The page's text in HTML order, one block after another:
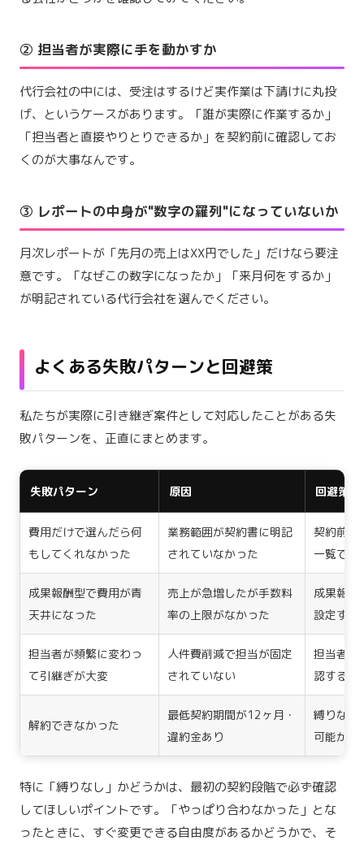
② 担当者が実際に手を動かすか
代行会社の中には、受注はするけど実作業は下請けに丸投
げ、というケースがあります。「誰が実際に作業するか」
「担当者と直接やりとりできるか」を契約前に確認してお
くのが大事なんです。
③ レポートの中身が"数字の羅列"になっていないか
月次レポートが「先月の売上はXX円でした」だけなら要注
意です。「なぜこの数字になったか」「来月何をするか」
が明記されている代行会社を選んでください。
よくある失敗パターンと回避策
私たちが実際に引き継ぎ案件として対応したことがある失
敗パターンを、正直にまとめます。
失敗パターン 原因 回避策
費用だけで選んだら何
もしてくれなかった
業務範囲が契約書に明記
されていなかった
契約前に
一覧で確
成果報酬型で費用が青
天井になった
売上が急増したが手数料
率の上限がなかった
成果報酬
設定する
担当者が頻繁に変わっ
て引継ぎが大変
人件費削減で担当が固定
されていない
担当者の
認する
解約できなかった
最低契約期間が12ヶ月・
違約金あり
縛りなし
可能かを
特に「縛りなし」かどうかは、最初の契約段階で必ず確認
してほしいポイントです。「やっぱり合わなかった」とな
ったときに、すぐ変更できる自由度があるかどうかで、そ